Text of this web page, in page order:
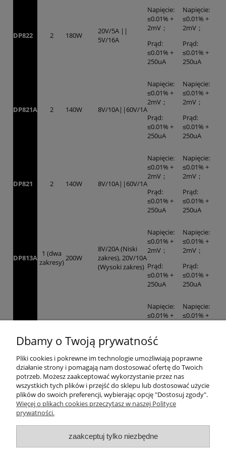
DP822 2 180W
20V/5A ||
5V/16A
Napięcie:
≤0.01% +
2mV；
Prąd:
≤0.01% +
250uA
Napięcie:
≤0.01% +
2mV；
Prąd:
≤0.01% +
250uA
DP821A 2 140W 8V/10A||60V/1A
Napięcie:
≤0.01% +
2mV；
Prąd:
≤0.01% +
250uA
Napięcie:
≤0.01% +
2mV；
Prąd:
≤0.01% +
250uA
DP821 2 140W 8V/10A||60V/1A
Napięcie:
≤0.01% +
2mV；
Prąd:
≤0.01% +
250uA
Napięcie:
≤0.01% +
2mV；
Prąd:
≤0.01% +
250uA
DP813A 1 (dwa
zakresy)200W
8V/20A (Niski
zakres), 20V/10A
(Wysoki zakres)
Napięcie:
≤0.01% +
2mV；
Prąd:
≤0.01% +
250uA
Napięcie:
≤0.01% +
2mV；
Prąd:
≤0.01% +
250uA
8V/20A (Niski
(Wysoki zakres)
Napięcie:
≤0.01% +
Prąd:
250uA
Napięcie:
≤0.01% +
250uA
DP811A
1 (dwa
zakresy)
200W
20V/10A（Niski
zakres), 40V/5A
Napięcie:
≤0.01% +
2mV；
≤0.01% +
250uA
Napięcie:
≤0.01% +
2mV；
≤0.01% +
Dbamy o Twoją prywatność
Pliki cookies i pokrewne im technologie umożliwiają poprawne
działanie strony i pomagają nam dostosować ofertę do Twoich
potrzeb. Możesz zaakceptować wykorzystanie przez nas
wszystkich tych plików i przejść do sklepu lub dostosować użycie
plików do swoich preferencji, wybierając opcję "Dostosuj zgody".
Więcej o plikach cookies przeczytasz w naszej Polityce
prywatności.
zaakceptuj tylko niezbędne